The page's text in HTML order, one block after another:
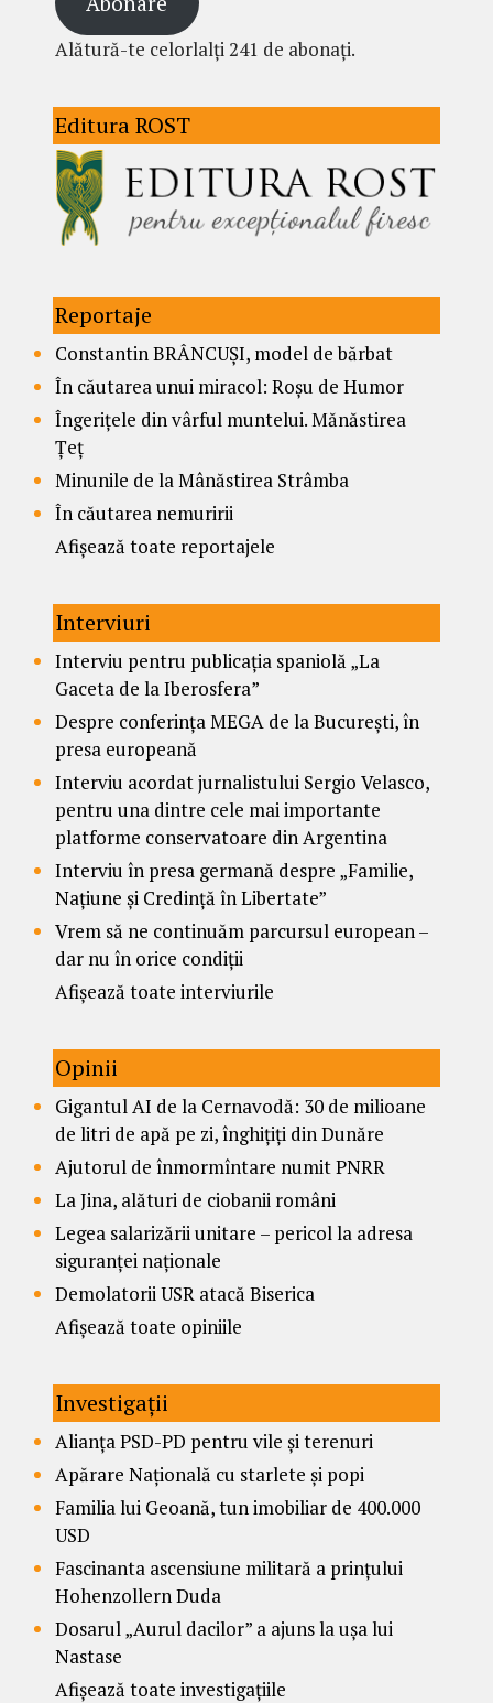
Alătură-te celorlalți 241 de abonați.
Editura ROST
Reportaje
Constantin BRÂNCUȘI, model de bărbat
În căutarea unui miracol: Roșu de Humor
Îngerițele din vârful muntelui. Mănăstirea
Țeț
Minunile de la Mânăstirea Strâmba
În căutarea nemuririi
Afișează toate reportajele
Interviuri
Interviu pentru publicația spaniolă „La
Gaceta de la Iberosfera”
Despre conferința MEGA de la București, în
presa europeană
Interviu acordat jurnalistului Sergio Velasco,
pentru una dintre cele mai importante
platforme conservatoare din Argentina
Interviu în presa germană despre „Familie,
Națiune și Credință în Libertate”
Vrem să ne continuăm parcursul european –
dar nu în orice condiții
Afișează toate interviurile
Opinii
Gigantul AI de la Cernavodă: 30 de milioane
de litri de apă pe zi, înghițiți din Dunăre
Ajutorul de înmormîntare numit PNRR
La Jina, alături de ciobanii români
Legea salarizării unitare – pericol la adresa
siguranței naționale
Demolatorii USR atacă Biserica
Afișează toate opiniile
Investigații
Alianța PSD-PD pentru vile și terenuri
Apărare Națională cu starlete și popi
Familia lui Geoană, tun imobiliar de 400.000
USD
Fascinanta ascensiune militară a prințului
Hohenzollern Duda
Dosarul „Aurul dacilor” a ajuns la ușa lui
Nastase
Afișează toate investigațiile